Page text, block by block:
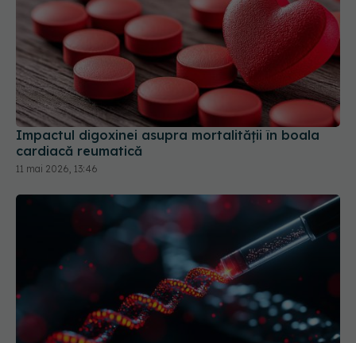
Impactul digoxinei asupra mortalității în boala
cardiacă reumatică
11 mai 2026, 13:46